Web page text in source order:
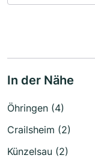
In der Nähe
Öhringen (4)
Crailsheim (2)
Künzelsau (2)